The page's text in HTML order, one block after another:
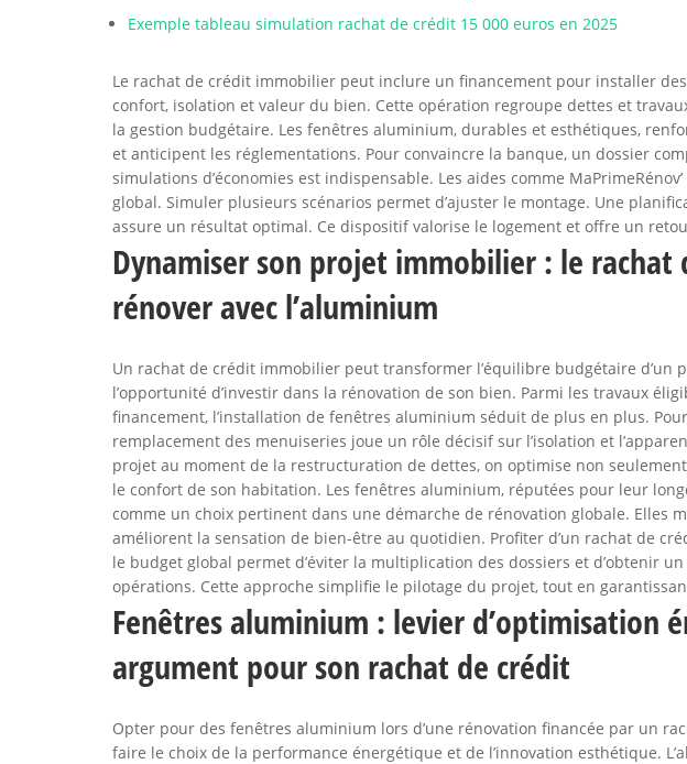
Exemple tableau simulation rachat de crédit 15 000 euros en 2025
Le rachat de crédit immobilier peut inclure un financement pour installer
confort, isolation et valeur du bien. Cette opération regroupe dettes et
la gestion budgétaire. Les fenêtres aluminium, durables et esthétiques,
et anticipent les réglementations. Pour convaincre la banque, un dossier
simulations d’économies est indispensable. Les aides comme
global. Simuler plusieurs scénarios permet d’ajuster le montage. Une
assure un résultat optimal. Ce dispositif valorise le logement et offre un
Dynamiser son projet immobilier : le rachat
rénover avec l’aluminium
Un rachat de crédit immobilier peut transformer l’équilibre budgétaire d’un
l’opportunité d’investir dans la rénovation de son bien. Parmi les travaux
financement, l’installation de fenêtres aluminium séduit de plus en plus.
remplacement des menuiseries joue un rôle décisif sur l’isolation et
projet au moment de la restructuration de dettes, on optimise non
le confort de son habitation. Les fenêtres aluminium, réputées pour leur
comme un choix pertinent dans une démarche de rénovation globale. Elles
améliorent la sensation de bien-être au quotidien. Profiter d’un rachat de
le budget global permet d’éviter la multiplication des dossiers et d’obtenir
opérations. Cette approche simplifie le pilotage du projet, tout en
Fenêtres aluminium : levier d’optimisation
argument pour son rachat de crédit
Opter pour des fenêtres aluminium lors d’une rénovation financée par un
faire le choix de la performance énergétique et de l’innovation esthétique.